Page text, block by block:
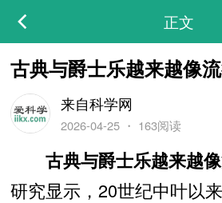
正文
古典与爵士乐越来越像
来自科学网
2026-04-25・ 163阅读
古典与爵士乐越来越
研究显示，20世纪中叶以